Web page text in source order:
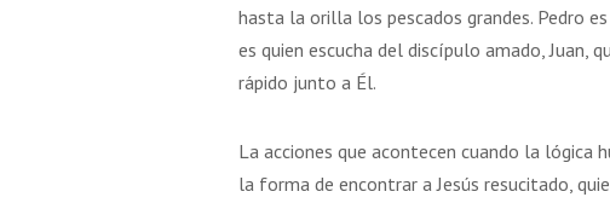
hasta la orilla los pescados grandes. Pedro
es quien escucha del discípulo amado, Juan,
rápido junto a Él.
La acciones que acontecen cuando la lógica
la forma de encontrar a Jesús resucitado,